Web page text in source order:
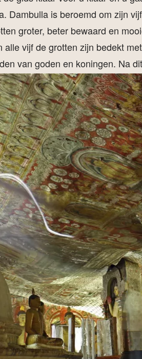
Dambulla is beroemd om zijn
groter, beter bewaard en
vijf de grotten zijn bedekt
van goden en koningen. Na